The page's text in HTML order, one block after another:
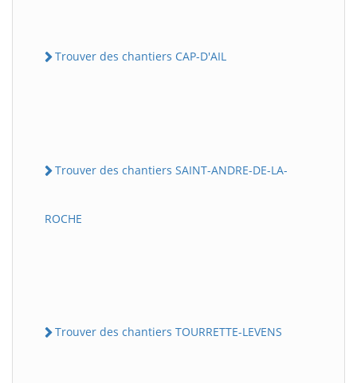
Trouver des chantiers CAP-D'AIL
Trouver des chantiers SAINT-ANDRE-DE-LA-
ROCHE
Trouver des chantiers TOURRETTE-LEVENS